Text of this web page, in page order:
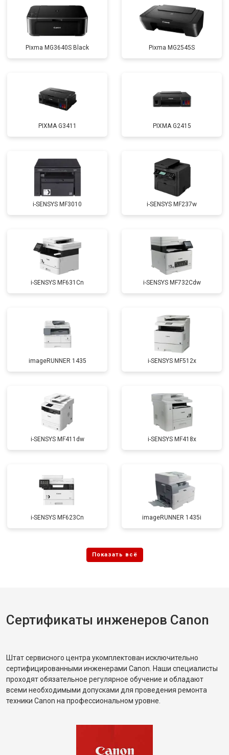
Pixma MG3640S Black Pixma MG2545S
PIXMA G3411 PIXMA G2415
i-SENSYS MF3010 i-SENSYS MF237w
i-SENSYS MF631Cn i-SENSYS MF732Cdw
imageRUNNER 1435 i-SENSYS MF512x
i-SENSYS MF411dw i-SENSYS MF418x
i-SENSYS MF623Cn imageRUNNER 1435i
Сертификаты инженеров Canon
Штат сервисного центра укомплектован исключительно
сертифицированными инженерами Canon. Наши специалисты
проходят обязательное регулярное обучение и обладают
всеми необходимыми допусками для проведения ремонта
техники Canon на профессиональном уровне.